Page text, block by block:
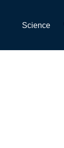
Science